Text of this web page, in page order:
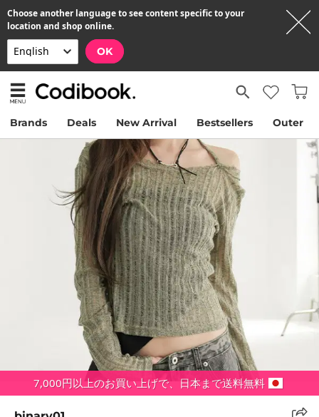
Choose another language to see content specific to your
location and shop online.
OK
Brands Deals New Arrival Bestsellers Outer
7,000円以上のお買い上げで、日本まで送料無料